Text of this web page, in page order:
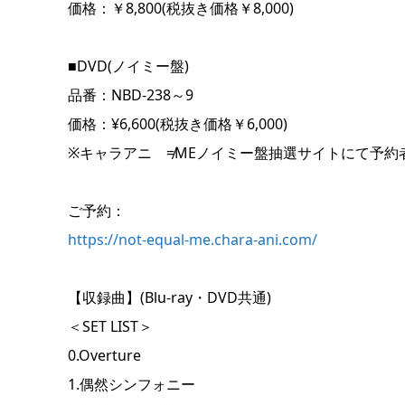
価格：￥8,800(税抜き価格￥8,000)
■DVD(ノイミー盤)
品番：NBD-238～9
価格：¥6,600(税抜き価格￥6,000)
※キャラアニ ≠MEノイミー盤抽選サイトにて予約
ご予約：
https://not-equal-me.chara-ani.com/
【収録曲】(Blu-ray・DVD共通)
＜SET LIST＞
0.Overture
1.偶然シンフォニー